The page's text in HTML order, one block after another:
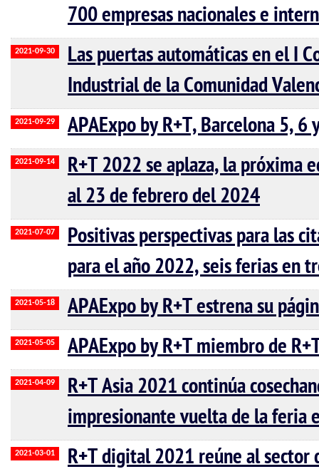
700 empresas nacionales e
2021-09-30
Las puertas automáticas en el I
Industrial de la Comunidad
2021-09-29 APAExpo by R+T, Barcelona 5,
2021-09-14
R+T 2022 se aplaza, la próxima
al 23 de febrero del 2024
2021-07-07
Positivas perspectivas para las
para el año 2022, seis ferias en
2021-05-18 APAExpo by R+T estrena su
2021-05-05 APAExpo by R+T miembro de
2021-04-09
R+T Asia 2021 continúa
impresionante vuelta de la feria
2021-03-01
R+T digital 2021 reúne al